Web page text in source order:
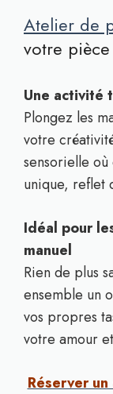
Atelier de
votre
Une activité
Plongez les
votre
sensorielle
unique, reflet
Idéal pour
manuel
Rien de plus
ensemble un
vos propres
votre amour
Réserver